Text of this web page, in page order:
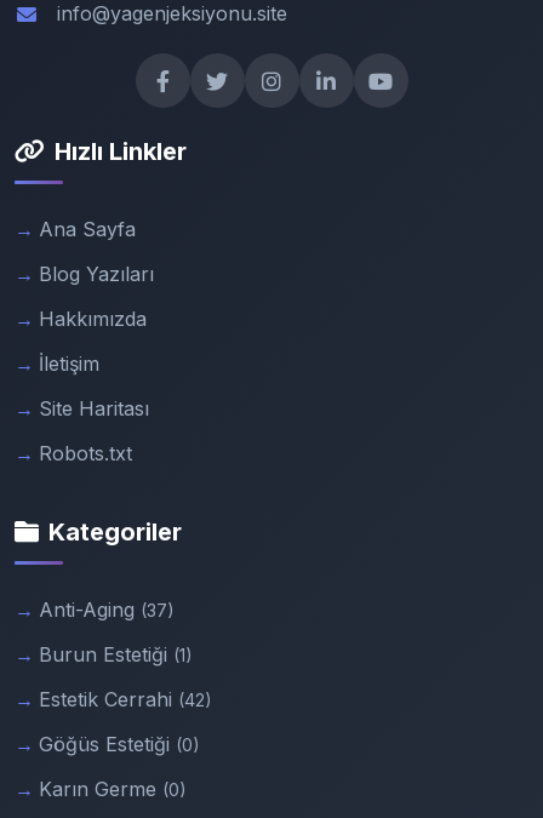
info@yagenjeksiyonu.site
Hızlı Linkler
Ana Sayfa
Blog Yazıları
Hakkımızda
İletişim
Site Haritası
Robots.txt
Kategoriler
Anti-Aging (37)
Burun Estetiği (1)
Estetik Cerrahi (42)
Göğüs Estetiği (0)
Karın Germe (0)